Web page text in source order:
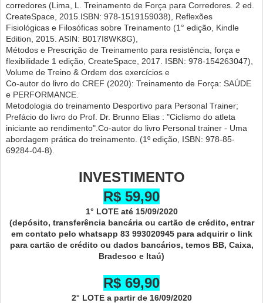
corredores (Lima, L. Treinamento de Força para Corredores. 2 ed.
CreateSpace, 2015.ISBN: 978-1519159038), Reflexões
Fisiológicas e Filosóficas sobre Treinamento (1° edição, Kindle
Edition, 2015. ASIN: B017I8WK8G),
Métodos e Prescrição de Treinamento para resistência, força e
flexibilidade 1 edição, CreateSpace, 2017. ISBN: 978-154263047),
Volume de Treino & Ordem dos exercícios e
Co-autor do livro do CREF (2020): Treinamento de Força: SAÚDE
e PERFORMANCE.
Metodologia do treinamento Desportivo para Personal Trainer;
Prefácio do livro do Prof. Dr. Brunno Elias : "Ciclismo do atleta
iniciante ao rendimento".Co-autor do livro Personal trainer - Uma
abordagem prática do treinamento. (1º edição, ISBN: 978-85-
69284-04-8).
INVESTIMENTO
R$ 59,90
1° LOTE até 15/09/2020
(depósito, transferência bancária ou cartão de crédito, entrar
em contato pelo whatsapp 83 993020945 para adquirir o link
para cartão de crédito ou dados bancários, temos BB, Caixa,
Bradesco e Itaú)
R$ 69,90
2° LOTE a partir de 16/09/2020